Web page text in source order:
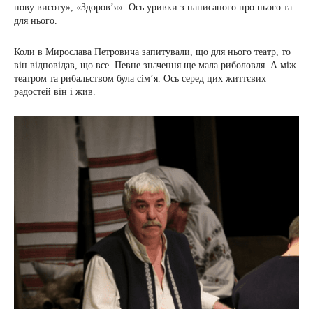
нову висоту», «Здоров’я». Ось уривки з написаного про нього та
для нього.
Коли в Мирослава Петровича запитували, що для нього театр, то
він відповідав, що все. Певне значення ще мала риболовля. А між
театром та рибальством була сім’я. Ось серед цих життєвих
радостей він і жив.